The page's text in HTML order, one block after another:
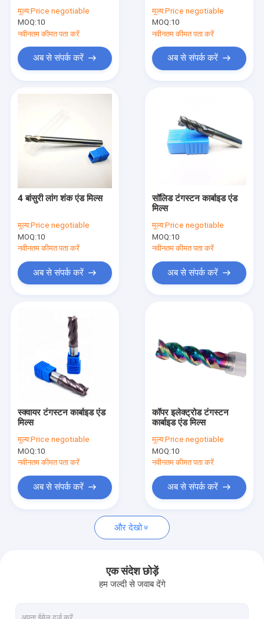
हमसे संपर्क करें
लांग शंक एंड मिल्स
लंबी बांसुरी अंत मिल्स
मिलिंग कटर आर्बोर
मूल्य:Price negotiable
MOQ:10
नवीनतम कीमत पता करें
अब से संपर्क करें
मूल्य:Price negotiable
MOQ:10
नवीनतम कीमत पता करें
अब से संपर्क करें
4 बांसुरी लांग शंक एंड मिल्स
मूल्य:Price negotiable
MOQ:10
नवीनतम कीमत पता करें
अब से संपर्क करें
सॉलिड टंगस्टन कार्बाइड एंड
मिल्स
मूल्य:Price negotiable
MOQ:10
नवीनतम कीमत पता करें
अब से संपर्क करें
स्क्वायर टंगस्टन कार्बाइड एंड
मिल्स
मूल्य:Price negotiable
MOQ:10
नवीनतम कीमत पता करें
अब से संपर्क करें
कॉपर इलेक्ट्रोड टंगस्टन
कार्बाइड एंड मिल्स
मूल्य:Price negotiable
MOQ:10
नवीनतम कीमत पता करें
अब से संपर्क करें
और देखो
एक संदेश छोड़ें
हम जल्दी से जवाब देंगे